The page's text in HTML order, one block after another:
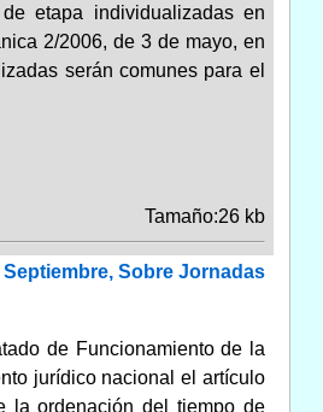
etapa individualizadas en
2/2006, de 3 de mayo, en
serán comunes para el
Tamaño:26 kb
Septiembre, Sobre Jornadas
de Funcionamiento de la
jurídico nacional el artículo
la ordenación del tiempo de